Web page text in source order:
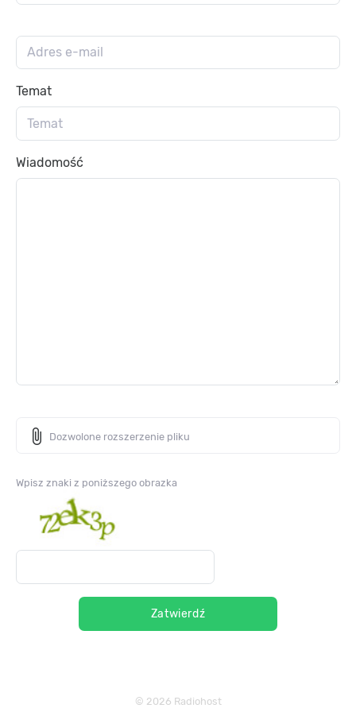
Temat
Wiadomość
attach_file Dozwolone rozszerzenie pliku
Wpisz znaki z poniższego obrazka
Zatwierdź
© 2026 Radiohost